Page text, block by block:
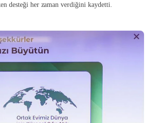
desteği her zaman verdiğini kaydetti.